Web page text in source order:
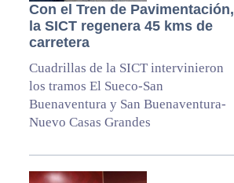
Con el Tren de Pavimentación,
la SICT regenera 45 kms de
carretera
Cuadrillas de la SICT intervinieron
los tramos El Sueco-San
Buenaventura y San Buenaventura-
Nuevo Casas Grandes